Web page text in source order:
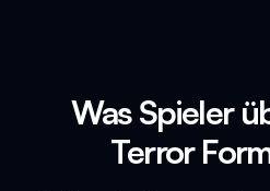
Was Spieler
Terror